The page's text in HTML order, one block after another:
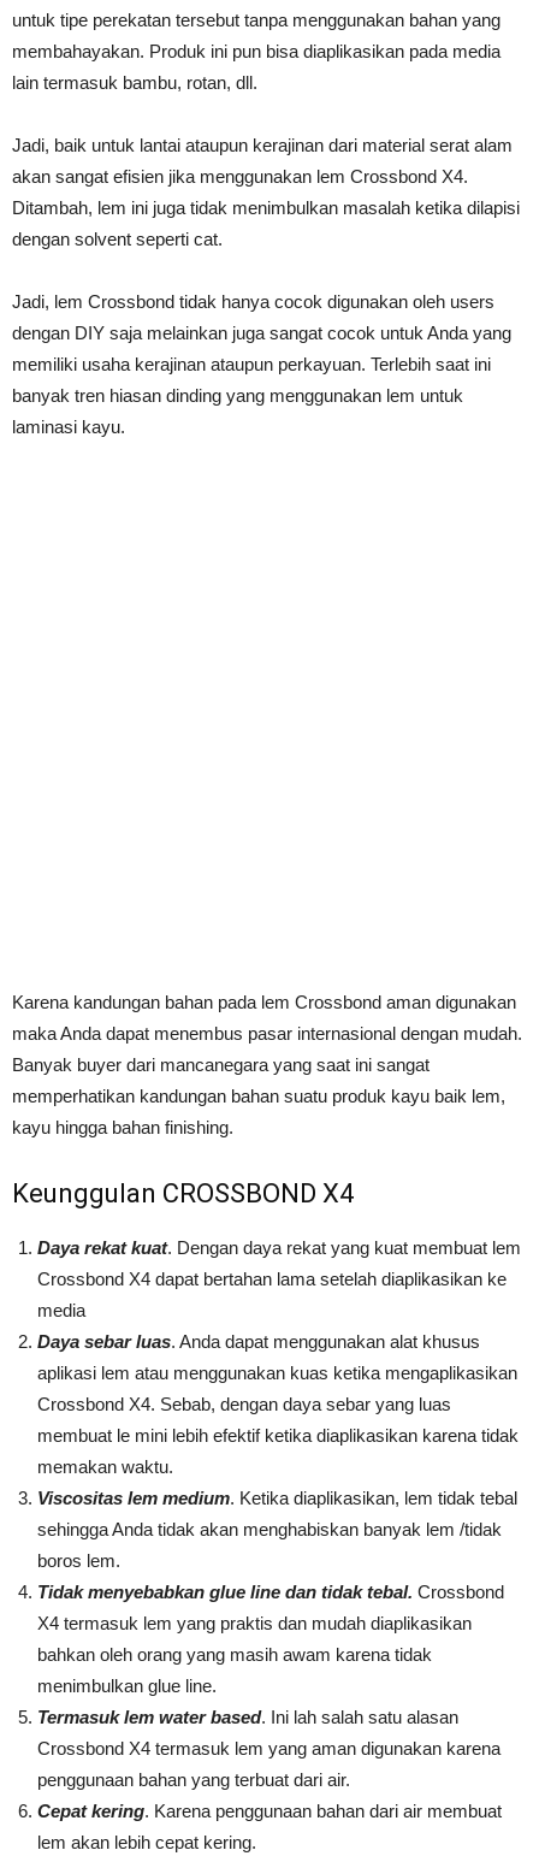
untuk tipe perekatan tersebut tanpa menggunakan bahan yang
membahayakan. Produk ini pun bisa diaplikasikan pada media
lain termasuk bambu, rotan, dll.
Jadi, baik untuk lantai ataupun kerajinan dari material serat alam
akan sangat efisien jika menggunakan lem Crossbond X4.
Ditambah, lem ini juga tidak menimbulkan masalah ketika dilapisi
dengan solvent seperti cat.
Jadi, lem Crossbond tidak hanya cocok digunakan oleh users
dengan DIY saja melainkan juga sangat cocok untuk Anda yang
memiliki usaha kerajinan ataupun perkayuan. Terlebih saat ini
banyak tren hiasan dinding yang menggunakan lem untuk
laminasi kayu.
Karena kandungan bahan pada lem Crossbond aman digunakan
maka Anda dapat menembus pasar internasional dengan mudah.
Banyak buyer dari mancanegara yang saat ini sangat
memperhatikan kandungan bahan suatu produk kayu baik lem,
kayu hingga bahan finishing.
Keunggulan CROSSBOND X4
Daya rekat kuat. Dengan daya rekat yang kuat membuat lem
Crossbond X4 dapat bertahan lama setelah diaplikasikan ke
media
Daya sebar luas. Anda dapat menggunakan alat khusus
aplikasi lem atau menggunakan kuas ketika mengaplikasikan
Crossbond X4. Sebab, dengan daya sebar yang luas
membuat le mini lebih efektif ketika diaplikasikan karena tidak
memakan waktu.
Viscositas lem medium. Ketika diaplikasikan, lem tidak tebal
sehingga Anda tidak akan menghabiskan banyak lem /tidak
boros lem.
Tidak menyebabkan glue line dan tidak tebal. Crossbond
X4 termasuk lem yang praktis dan mudah diaplikasikan
bahkan oleh orang yang masih awam karena tidak
menimbulkan glue line.
Termasuk lem water based. Ini lah salah satu alasan
Crossbond X4 termasuk lem yang aman digunakan karena
penggunaan bahan yang terbuat dari air.
Cepat kering. Karena penggunaan bahan dari air membuat
lem akan lebih cepat kering.